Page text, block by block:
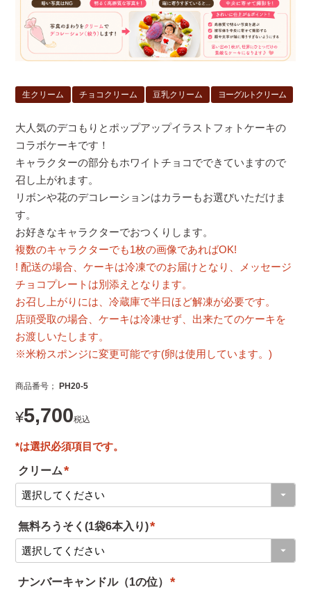
生クリーム チョコクリーム 豆乳クリーム ヨーグルトクリーム
大人気のデコもりとポップアップイラストフォトケーキの
コラボケーキです！
キャラクターの部分もホワイトチョコでできていますので
召し上がれます。
リボンや花のデコレーションはカラーもお選びいただけま
す。
お好きなキャラクターでおつくりします。
複数のキャラクターでも1枚の画像であればOK!
! 配送の場合、ケーキは冷凍でのお届けとなり、メッセージ
チョコプレートは別添えとなります。
お召し上がりには、冷蔵庫で半日ほど解凍が必要です。
店頭受取の場合、ケーキは冷凍せず、出来たてのケーキを
お渡しいたします。
※米粉スポンジに変更可能です(卵は使用しています。)
商品番号 PH20-5
¥5,700税込
クリーム
(
必
須
)
無料ろうそく(1袋6本入り)
必
須
ナンバーキャンドル（1の位）